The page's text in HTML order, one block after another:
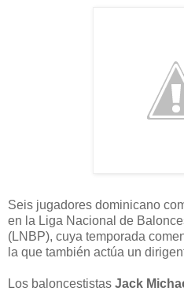
Seis jugadores dominicano
en la Liga Nacional de
(LNBP), cuya temporada
la que también actúa un
Los baloncestistas Jack